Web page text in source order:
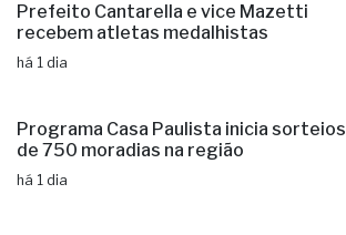
Prefeito Cantarella e vice Mazetti
recebem atletas medalhistas
há 1 dia
Programa Casa Paulista inicia sorteios
de 750 moradias na região
há 1 dia